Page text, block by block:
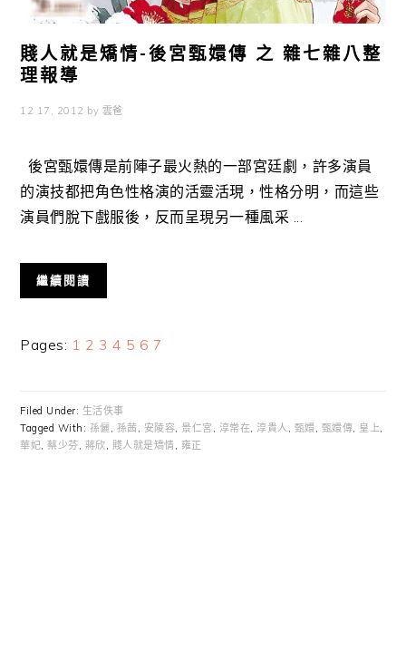
賤人就是矯情-後宮甄嬛傳 之 雜七雜八整
理報導
12 17, 2012 by 雲爸
後宮甄嬛傳是前陣子最火熱的一部宮廷劇，許多演員
的演技都把角色性格演的活靈活現，性格分明，而這些
演員們脫下戲服後，反而呈現另一種風采 ...
繼續閱讀
Pages: Page
1 Page
2 Page
3 Page
4 Page
5 Page
6 Page
7
Filed Under: 生活佚事
Tagged With: 孫儷, 孫茜, 安陵容, 景仁宮 , 淳常在, 淳貴人, 甄嬛, 甄嬛傳, 皇上,
華妃,蔡少芬, 蔣欣, 賤人就是矯情, 雍正